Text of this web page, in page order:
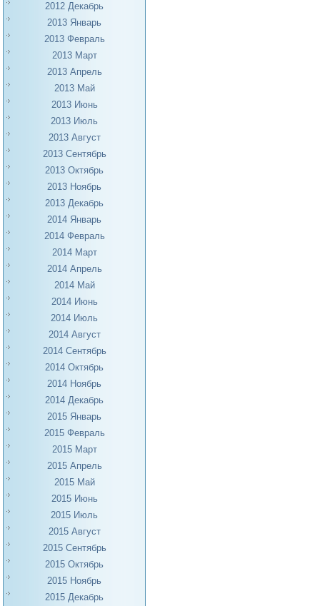
2012 Декабрь
2013 Январь
2013 Февраль
2013 Март
2013 Апрель
2013 Май
2013 Июнь
2013 Июль
2013 Август
2013 Сентябрь
2013 Октябрь
2013 Ноябрь
2013 Декабрь
2014 Январь
2014 Февраль
2014 Март
2014 Апрель
2014 Май
2014 Июнь
2014 Июль
2014 Август
2014 Сентябрь
2014 Октябрь
2014 Ноябрь
2014 Декабрь
2015 Январь
2015 Февраль
2015 Март
2015 Апрель
2015 Май
2015 Июнь
2015 Июль
2015 Август
2015 Сентябрь
2015 Октябрь
2015 Ноябрь
2015 Декабрь